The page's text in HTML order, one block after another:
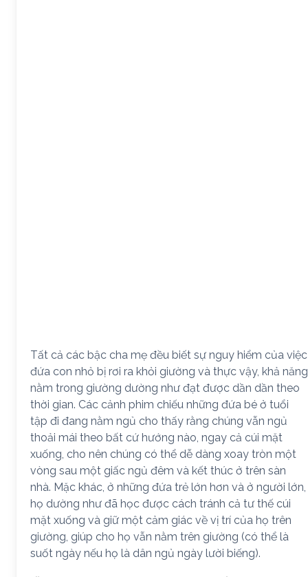
Tất cả các bậc cha mẹ đều biết sự nguy hiểm của việc
đứa con nhỏ bị rơi ra khỏi giường và thực vậy, khả năng
nằm trong giường dường như đạt được dần dần theo
thời gian. Các cảnh phim chiếu những đứa bé ở tuổi
tập đi đang nằm ngủ cho thấy rằng chúng vẫn ngủ
thoải mái theo bất cứ hướng nào, ngay cả cúi mặt
xuống, cho nên chúng có thể dễ dàng xoay tròn một
vòng sau một giấc ngủ đêm và kết thúc ở trên sàn
nhà. Mặc khác, ở những đứa trẻ lớn hơn và ở người lớn,
họ dường như đã học được cách tránh cả tư thế cúi
mặt xuống và giữ một cảm giác về vị trí của họ trên
giường, giúp cho họ vẫn nằm trên giường (có thể là
suốt ngày nếu họ là dân ngủ ngày lười biếng).